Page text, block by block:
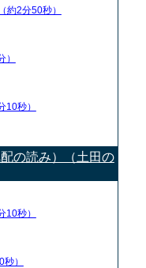
（約2分50秒）
）
10秒）
の読み）（土田の
10秒）
秒）